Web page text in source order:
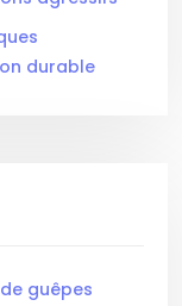
durable
guêpes